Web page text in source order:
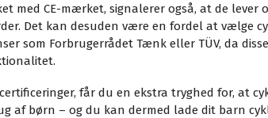
med CE-mærket, signalerer også, at de lever
Det kan desuden være en fordel at vælge
som Forbrugerrådet Tænk eller TÜV, da
får du en ekstra tryghed for, at
af børn – og du kan dermed lade dit barn